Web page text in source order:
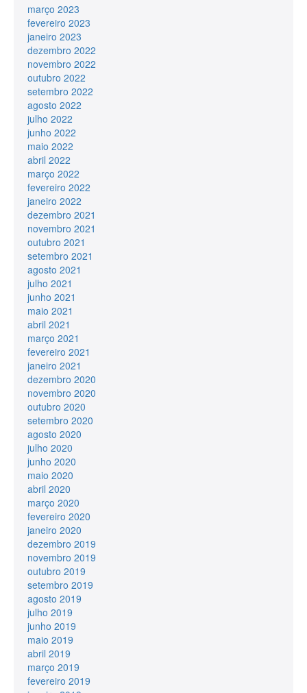
março 2023
fevereiro 2023
janeiro 2023
dezembro 2022
novembro 2022
outubro 2022
setembro 2022
agosto 2022
julho 2022
junho 2022
maio 2022
abril 2022
março 2022
fevereiro 2022
janeiro 2022
dezembro 2021
novembro 2021
outubro 2021
setembro 2021
agosto 2021
julho 2021
junho 2021
maio 2021
abril 2021
março 2021
fevereiro 2021
janeiro 2021
dezembro 2020
novembro 2020
outubro 2020
setembro 2020
agosto 2020
julho 2020
junho 2020
maio 2020
abril 2020
março 2020
fevereiro 2020
janeiro 2020
dezembro 2019
novembro 2019
outubro 2019
setembro 2019
agosto 2019
julho 2019
junho 2019
maio 2019
abril 2019
março 2019
fevereiro 2019